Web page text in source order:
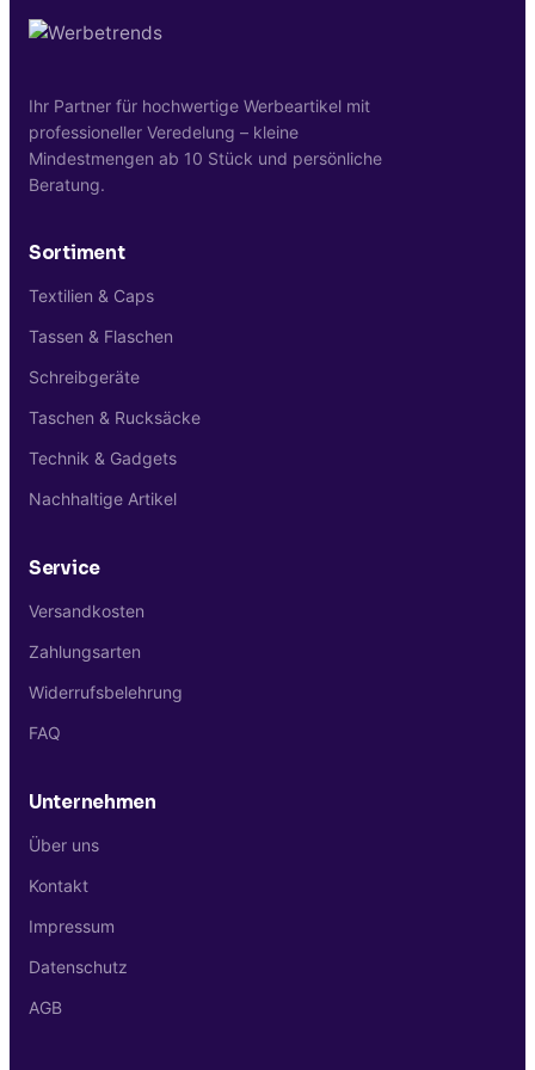
Werbetrends.at sendet vor
Ihr Partner für hochwertige Werbeartikel mit
professioneller Veredelung – kleine
Mindestmengen ab 10 Stück und persönliche
Beratung.
Sortiment
Textilien & Caps
Tassen & Flaschen
Schreibgeräte
Taschen & Rucksäcke
Technik & Gadgets
Nachhaltige Artikel
Service
Versandkosten
Zahlungsarten
Widerrufsbelehrung
FAQ
Unternehmen
Über uns
Kontakt
Impressum
Datenschutz
AGB